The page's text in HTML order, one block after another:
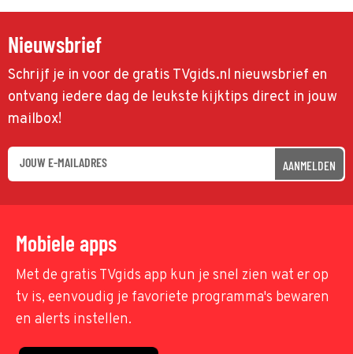
Nieuwsbrief
Schrijf je in voor de gratis TVgids.nl nieuwsbrief en
ontvang iedere dag de leukste kijktips direct in jouw
mailbox!
AANMELDEN
Mobiele apps
Met de gratis TVgids app kun je snel zien wat er op
tv is, eenvoudig je favoriete programma's bewaren
en alerts instellen.